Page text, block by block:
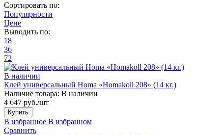
Сортировать по:
Популярности
Цене
Выводить по:
18
36
72
В наличии
Клей универсальный Homa «Homakoll 208» (14 кг.)
Наличие товара: В наличии
4 647 руб./шт
Купить
В избранное В избранном
Сравнить